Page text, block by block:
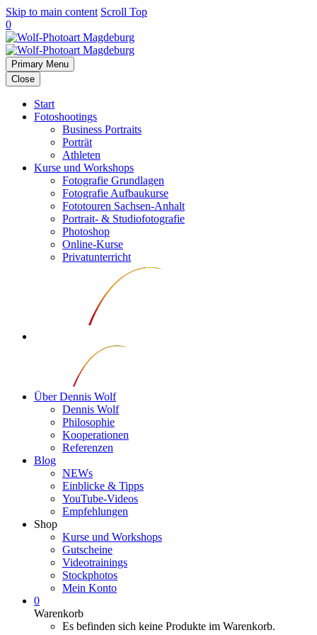
Skip to main content Scroll Top
0
Primary Menu
Close
Start
Fotoshootings
Business Portraits
Porträt
Athleten
Kurse und Workshops
Fotografie Grundlagen
Fotografie Aufbaukurse
Fototouren Sachsen-Anhalt
Portrait- & Studiofotografie
Photoshop
Online-Kurse
Privatunterricht
Über Dennis Wolf
Dennis Wolf
Philosophie
Kooperationen
Referenzen
Blog
NEWs
Einblicke & Tipps
YouTube-Videos
Empfehlungen
Shop
Kurse und Workshops
Gutscheine
Videotrainings
Stockphotos
Mein Konto
0
Warenkorb
Es befinden sich keine Produkte im Warenkorb.